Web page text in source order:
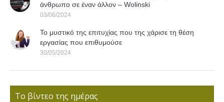
άνθρωπο σε έναν άλλον – Wolinski
03/06/2024
Το μυστικό της επιτυχίας που της χάρισε τη θέση
εργασίας που επιθυμούσε
30/05/2024
Το βίντεο της ημέρας